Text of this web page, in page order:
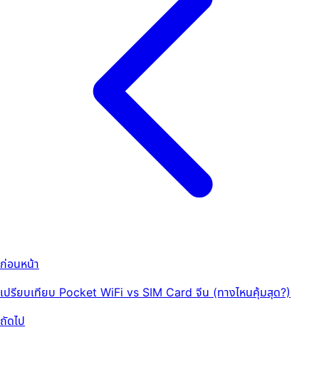
ก่อนหน้า
เปรียบเทียบ Pocket WiFi vs SIM Card จีน (ทางไหนคุ้มสุด?)
ถัดไป